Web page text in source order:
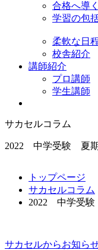
合格へ導
学習の包
柔軟な日
校舎紹介
講師紹介
プロ講師
学生講師
サカセルコラム
2022 中学受験 夏
トップページ
サカセルコラム
2022 中学受
サカセルからお知ら